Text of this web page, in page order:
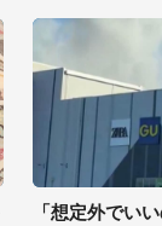
「想定外でい